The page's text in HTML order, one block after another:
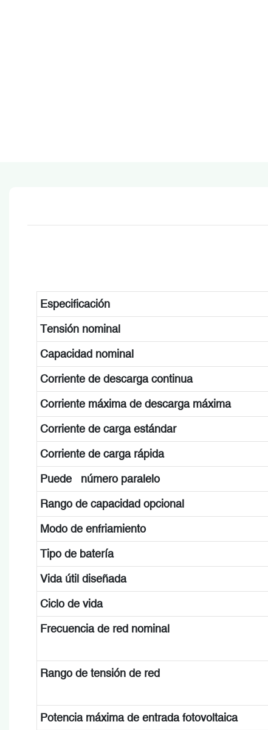
Especificación
Tensión nominal
Capacidad nominal
Corriente de descarga continua
Corriente máxima de descarga máxima
Corriente de carga estándar
Corriente de carga rápida
Puede número paralelo
Rango de capacidad opcional
Modo de enfriamiento
Tipo de batería
Vida útil diseñada
Ciclo de vida
Frecuencia de red nominal
Rango de tensión de red
Potencia máxima de entrada fotovoltaica